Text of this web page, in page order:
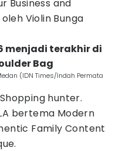
Business and
Violin Bunga
menjadi terakhir di
Bag
(IDN Times/Indah Permata
hunter.
bertema Modern
Family Content